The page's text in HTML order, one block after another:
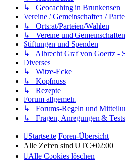
↳ Geocaching in Brunkensen
Vereine / Gemeinschaften /
↳ Ortsrat/Parteien/Wahlen
↳ Vereine und Gemeinschaften
Stiftungen und Spenden
↳ Albrecht Graf von Goertz -
Diverses
↳ Witze-Ecke
↳ Kopfnuss
↳ Rezepte
Forum allgemein
↳ Forums-Regeln und
↳ Fragen, Anregungen &
Startseite Foren-Übersicht
Alle Zeiten sind UTC+02:00
Alle Cookies löschen